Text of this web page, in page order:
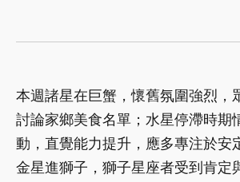
本週諸星在巨蟹，懷舊氛圍強烈，
討論家鄉美食名單；水星停滯時期
動，直覺能力提升，應多專注於安
金星進獅子，獅子星座者受到肯定